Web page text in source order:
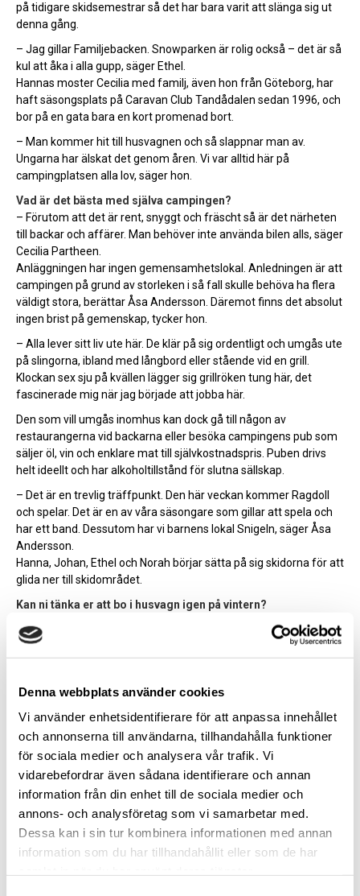
Denna webbplats använder cookies
Vi använder enhetsidentifierare för att anpassa innehållet
och annonserna till användarna, tillhandahålla funktioner
för sociala medier och analysera vår trafik. Vi
vidarebefordrar även sådana identifierare och annan
information från din enhet till de sociala medier och
annons- och analysföretag som vi samarbetar med.
Dessa kan i sin tur kombinera informationen med annan
information som du har tillhandahållit eller som de har
på tidigare skidsemestrar så det har bara varit att slänga sig ut
denna gång.
– Jag gillar Familjebacken. Snowparken är rolig också – det är så
kul att åka i alla gupp, säger Ethel.
Hannas moster Cecilia med familj, även hon från Göteborg, har
haft säsongsplats på Caravan Club Tandådalen sedan 1996, och
bor på en gata bara en kort promenad bort.
– Man kommer hit till husvagnen och så slappnar man av.
Ungarna har älskat det genom åren. Vi var alltid här på
campingplatsen alla lov, säger hon.
Vad är det bästa med själva campingen?
– Förutom att det är rent, snyggt och fräscht så är det närheten
till backar och affärer. Man behöver inte använda bilen alls, säger
Cecilia Partheen.
Anläggningen har ingen gemensamhetslokal. Anledningen är att
campingen på grund av storleken i så fall skulle behöva ha flera
väldigt stora, berättar Åsa Andersson. Däremot finns det absolut
ingen brist på gemenskap, tycker hon.
– Alla lever sitt liv ute här. De klär på sig ordentligt och umgås ute
på slingorna, ibland med långbord eller stående vid en grill.
Klockan sex sju på kvällen lägger sig grillröken tung här, det
fascinerade mig när jag började att jobba här.
Den som vill umgås inomhus kan dock gå till någon av
restaurangerna vid backarna eller besöka campingens pub som
säljer öl, vin och enklare mat till självkostnadspris. Puben drivs
helt ideellt och har alkoholtillstånd för slutna sällskap.
– Det är en trevlig träffpunkt. Den här veckan kommer Ragdoll
och spelar. Det är en av våra säsongare som gillar att spela och
har ett band. Dessutom har vi barnens lokal Snigeln, säger Åsa
Andersson.
Hanna, Johan, Ethel och Norah börjar sätta på sig skidorna för att
glida ner till skidområdet.
Kan ni tänka er att bo i husvagn igen på vintern?
Njut och ha skoj på Experium